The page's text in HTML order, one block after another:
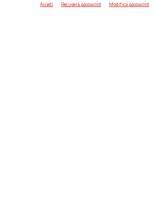
Accedi Recupera password Modifica password